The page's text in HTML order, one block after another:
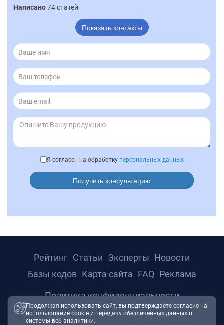
Написано74 статей
Показать контакты
Я согласен на обработку персональных данных
Получить консультацию
© 2026 ТРТС24. Все права защищены.
Рейтинг Статьи Эксперты Новости
Базы кодов Карта сайта FAQ Реклама
Политика конфиденциальности
Продолжая использовать сайт, вы подтверждаете согласие на
использование cookie и передачу обезличенных данных в
системы веб-аналитики.